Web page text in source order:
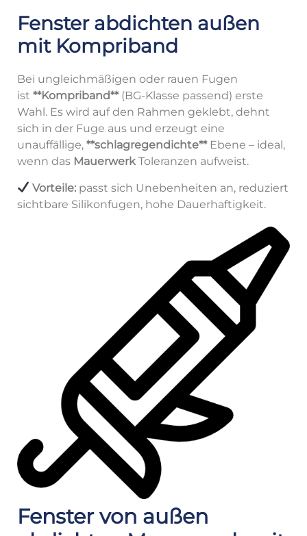
Fenster abdichten außen
mit Kompriband
Bei ungleichmäßigen oder rauen Fugen
ist **Kompriband**(BG-Klasse passend) erste
Wahl. Es wird auf den Rahmen geklebt, dehnt
sich in der Fuge aus und erzeugt eine
unauffällige, **schlagregendichte**Ebene – ideal,
wenn das Mauerwerk Toleranzen aufweist.
Vorteile: passt sich Unebenheiten an, reduziert
sichtbare Silikonfugen, hohe Dauerhaftigkeit.
Fenster von außen